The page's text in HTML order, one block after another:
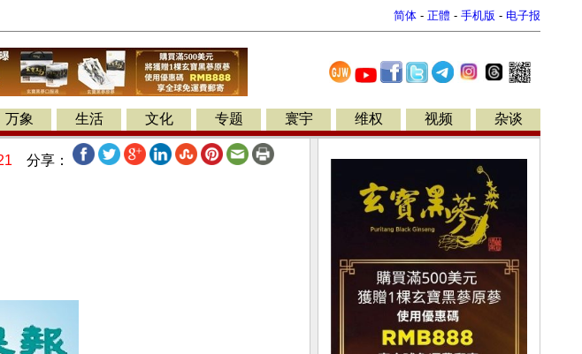
简体 - 正體 - 手机版 - 电子报
万象 生活 文化 专题 寰宇 维权 视频 杂谈
分享：